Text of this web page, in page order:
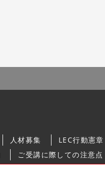
人材募集 LEC行動憲章
ご受講に際しての注意点